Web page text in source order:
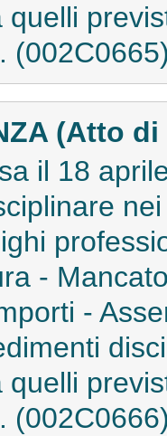
quelli
(Atto
il 18
-
-
quelli